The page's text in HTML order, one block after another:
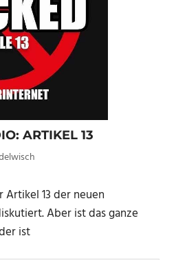
ARTIKEL 13
13 der neuen
Aber ist das ganze
ist